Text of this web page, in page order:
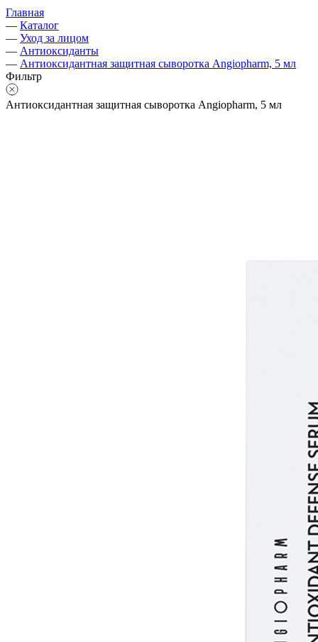
Главная
— Каталог
— Уход за лицом
— Антиоксиданты
— Антиоксидантная защитная сыворотка Angiopharm, 5 мл
Фильтр
Антиоксидантная защитная сыворотка Angiopharm, 5 мл